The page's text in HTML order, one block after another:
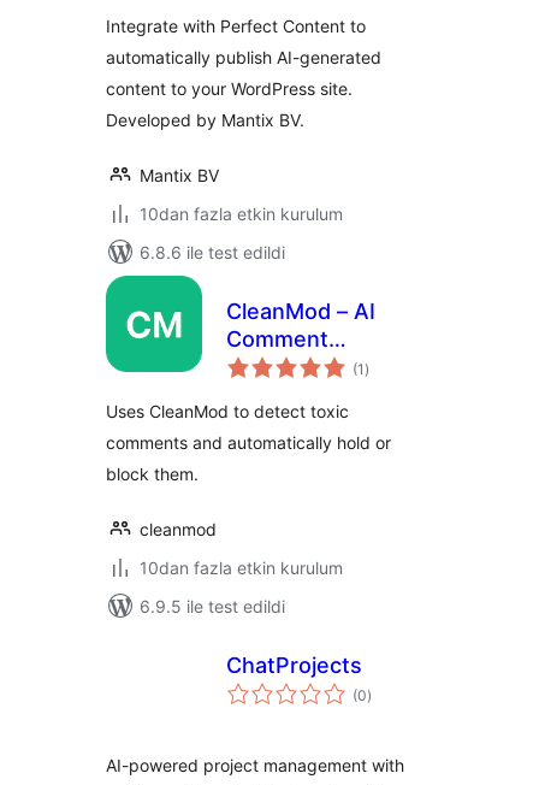
Integrate with Perfect Content to
automatically publish AI-generated
content to your WordPress site.
Developed by Mantix BV.
Mantix BV
10dan fazla etkin kurulum
6.8.6 ile test edildi
CleanMod – AI
Comment
Moderation (1 toplam
puan
)
Uses CleanMod to detect toxic
comments and automatically hold or
block them.
cleanmod
10dan fazla etkin kurulum
6.9.5 ile test edildi
ChatProjects
(0toplam
puan
)
AI-powered project management with